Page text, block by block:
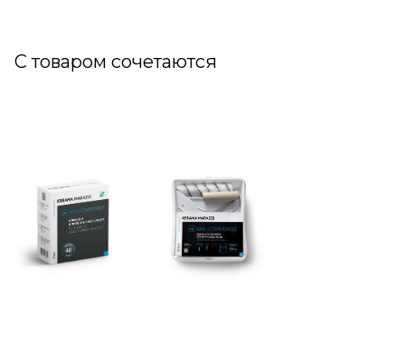
С товаром сочетаются